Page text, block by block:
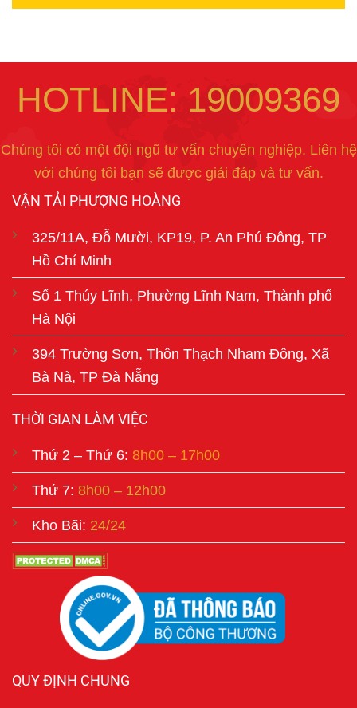
HOTLINE: 19009369
Chúng tôi có một đội ngũ tư vấn chuyên nghiệp. Liên hệ
với chúng tôi bạn sẽ được giải đáp và tư vấn.
VẬN TẢI PHƯỢNG HOÀNG
325/11A, Đỗ Mười, KP19, P. An Phú Đông, TP
Hồ Chí Minh
Số 1 Thúy Lĩnh, Phường Lĩnh Nam, Thành phố
Hà Nội
394 Trường Sơn, Thôn Thạch Nham Đông, Xã
Bà Nà, TP Đà Nẵng
THỜI GIAN LÀM VIỆC
Thứ 2 – Thứ 6: 8h00 – 17h00
Thứ 7: 8h00 – 12h00
Kho Bãi: 24/24
QUY ĐỊNH CHUNG